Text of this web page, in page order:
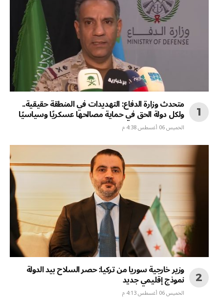
متحدث وزارة الدفاع: التهديدات في المنطقة حقيقية..
ولكل دولة الحق في حماية مصالحها عسكريًا وسياسيًا
الخميس 06 أغسطس 4:38 م
وزير خارجية سوريا من تركيا: حصر السلاح بيد الدولة
نموذج إقليمي جديد
الخميس 06 أغسطس 4:13 م